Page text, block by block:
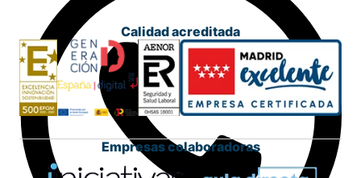
Calidad acreditada
Empresas colaboradoras